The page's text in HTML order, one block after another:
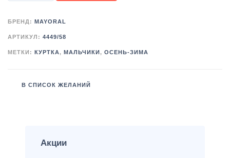
БРЕНД: MAYORAL
АРТИКУЛ: 4449/58
МЕТКИ: КУРТКА, МАЛЬЧИКИ , ОСЕНЬ-ЗИМА
В СПИСОК ЖЕЛАНИЙ
Акции